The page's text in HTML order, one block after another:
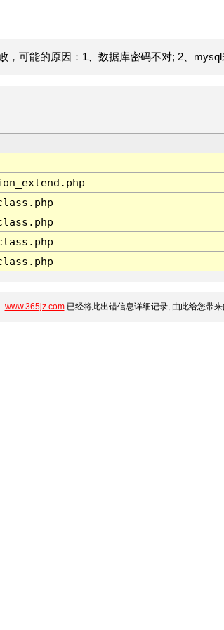
，可能的原因：1、数据库密码不对; 2、mysql
www.365jz.com已经将此出错信息详细记录, 由此给您带